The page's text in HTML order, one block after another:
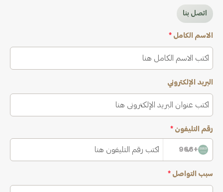
اتصل بنا
الاسم الكامل *
البريد الإلكتروني
رقم التليفون *
+966
سبب التواصل *